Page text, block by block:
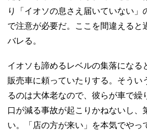
り「イオソの息さえ届いていない」
で注意が必要だ。ここを間違えると
バレる。
イオソも諦めるレベルの集落になる
販売車に頼っていたりする。そうい
るのは大体老なので、彼らが車で繰
口が減る事故が起こりかねないし、
い。「店の方が来い」を本気でやっ